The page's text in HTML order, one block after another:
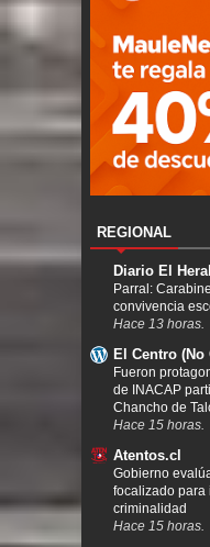
REGIONAL
Diario El
Parral:
convivencia
Hace 13 horas.
El Centro
Fueron
de INACAP
Chancho de
Hace 15 horas.
Atentos.cl
Gobierno
focalizado para
criminalidad
Hace 15 horas.